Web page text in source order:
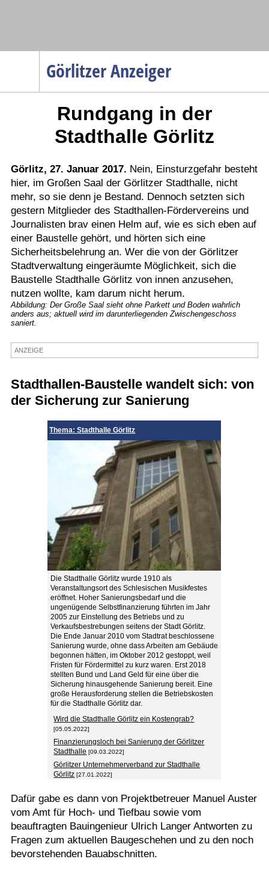
Görlitzer Anzeiger
Gesellschaft
Wirtschaft
Service
Verkehr
Gesundheit
Kultur
Sport
Kostenlos
Rundgang in der
Stadthalle Görlitz
Görlitz, 27. Januar 2017. Nein, Einsturzgefahr besteht
hier, im Großen Saal der Görlitzer Stadthalle, nicht
mehr, so sie denn je Bestand. Dennoch setzten sich
gestern Mitglieder des Stadthallen-Fördervereins und
Journalisten brav einen Helm auf, wie es sich eben auf
einer Baustelle gehört, und hörten sich eine
Sicherheitsbelehrung an. Wer die von der Görlitzer
Stadtverwaltung eingeräumte Möglichkeit, sich die
Baustelle Stadthalle Görlitz von innen anzusehen,
nutzen wollte, kam darum nicht herum.
Abbildung: Der Große Saal sieht ohne Parkett und Boden wahrlich
anders aus; aktuell wird im darunterliegenden Zwischengeschoss
saniert.
ANZEIGE
Stadthallen-Baustelle wandelt sich: von
der Sicherung zur Sanierung
Thema: Stadthalle Görlitz
Die Stadthalle Görlitz wurde 1910 als
Veranstaltungsort des Schlesischen Musikfestes
eröffnet. Hoher Sanierungsbedarf und die
ungenügende Selbstfinanzierung führten im Jahr
2005 zur Einstellung des Betriebs und zu
Verkaufsbestrebungen seitens der Stadt Görlitz.
Die Ende Januar 2010 vom Stadtrat beschlossene
Sanierung wurde, ohne dass Arbeiten am Gebäude
begonnen hätten, im Oktober 2012 gestoppt, weil
Fristen für Fördermittel zu kurz waren. Erst 2018
stellten Bund und Land Geld für eine über die
Sicherung hinausgehende Sanierung bereit. Eine
große Herausforderung stellen die Betriebskosten
für die Stadthalle Görlitz dar.
Wird die Stadthalle Görlitz ein Kostengrab?
[05.05.2022]
Finanzierungsloch bei Sanierung der Görlitzer
Stadthalle [09.03.2022]
Görlitzer Unternehmerverband zur Stadthalle
Görlitz [27.01.2022]
Dafür gabe es dann von Projektbetreuer Manuel Auster
vom Amt für Hoch- und Tiefbau sowie vom
beauftragten Bauingenieur Ulrich Langer Antworten zu
Fragen zum aktuellen Baugeschehen und zu den noch
bevorstehenden Bauabschnitten.